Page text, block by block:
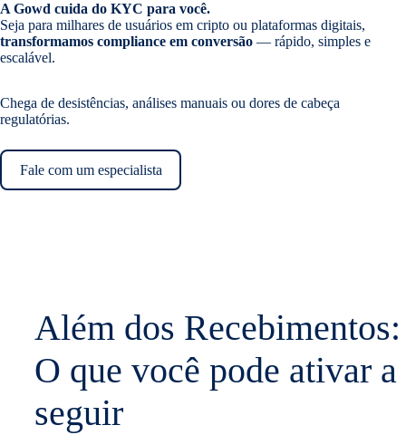
A Gowd cuida do KYC para você.
Seja para milhares de usuários em cripto ou plataformas digitais,
transformamos compliance em conversão — rápido, simples e
escalável.
Chega de desistências, análises manuais ou dores de cabeça
regulatórias.
Fale com um especialista
Além dos Recebimentos:
O que você pode ativar a
seguir